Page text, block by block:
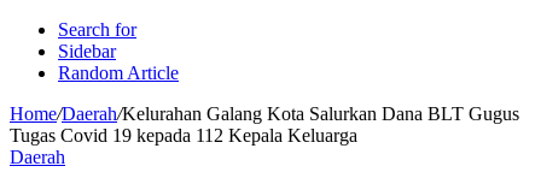
Search for
Sidebar
Random Article
Home/Daerah/Kelurahan Galang Kota Salurkan Dana BLT Gugus
Tugas Covid 19 kepada 112 Kepala Keluarga
Daerah